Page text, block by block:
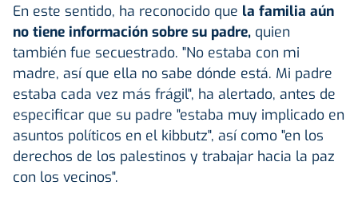
En este sentido, ha reconocido que la familia aún
no tiene información sobre su padre, quien
también fue secuestrado. "No estaba con mi
madre, así que ella no sabe dónde está. Mi padre
estaba cada vez más frágil", ha alertado, antes de
especificar que su padre "estaba muy implicado en
asuntos políticos en el kibbutz", así como "en los
derechos de los palestinos y trabajar hacia la paz
con los vecinos".